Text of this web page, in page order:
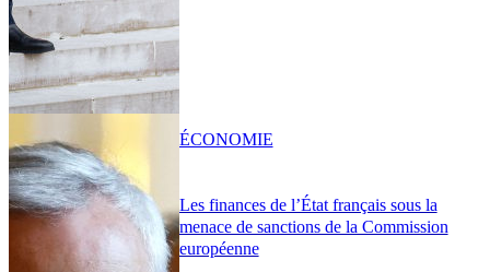
Les finances de l’État français sous la
menace de sanctions de la Commission
européenne
ÉCONOMIE